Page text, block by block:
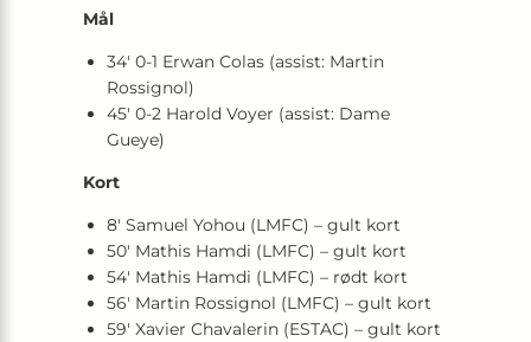
Mål
34′ 0-1 Erwan Colas (assist: Martin
Rossignol)
45′ 0-2 Harold Voyer (assist: Dame
Gueye)
Kort
8′ Samuel Yohou (LMFC) – gult kort
50′ Mathis Hamdi (LMFC) – gult kort
54′ Mathis Hamdi (LMFC) – rødt kort
56′ Martin Rossignol (LMFC) – gult kort
59′ Xavier Chavalerin (ESTAC) – gult kort